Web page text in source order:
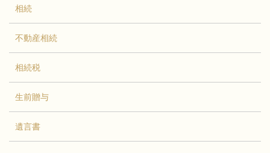
相続
不動産相続
相続税
生前贈与
遺言書